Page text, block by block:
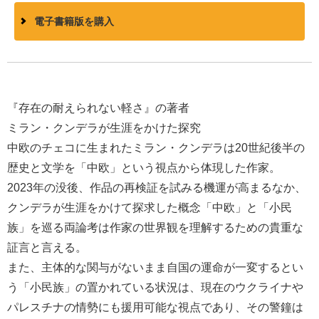
電子書籍版を購入
『存在の耐えられない軽さ』の著者
ミラン・クンデラが生涯をかけた探究
中欧のチェコに生まれたミラン・クンデラは20世紀後半の
歴史と文学を「中欧」という視点から体現した作家。
2023年の没後、作品の再検証を試みる機運が高まるなか、
クンデラが生涯をかけて探求した概念「中欧」と「小民
族」を巡る両論考は作家の世界観を理解するための貴重な
証言と言える。
また、主体的な関与がないまま自国の運命が一変するとい
う「小民族」の置かれている状況は、現在のウクライナや
パレスチナの情勢にも援用可能な視点であり、その警鐘は